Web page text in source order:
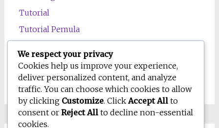
Tutorial
Tutorial Pemula
Wawasan
Wellness
We respect your privacy
Cookies help us improve your experience,
deliver personalized content, and analyze
traffic. You can choose which cookies to allow
by clicking Customize. ClickAccept All to
consent or Reject All to decline non-essential
cookies.